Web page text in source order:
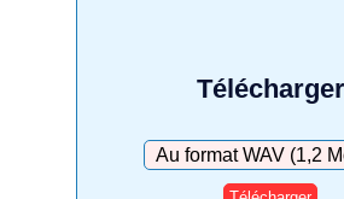
Télécharger
Télécharger